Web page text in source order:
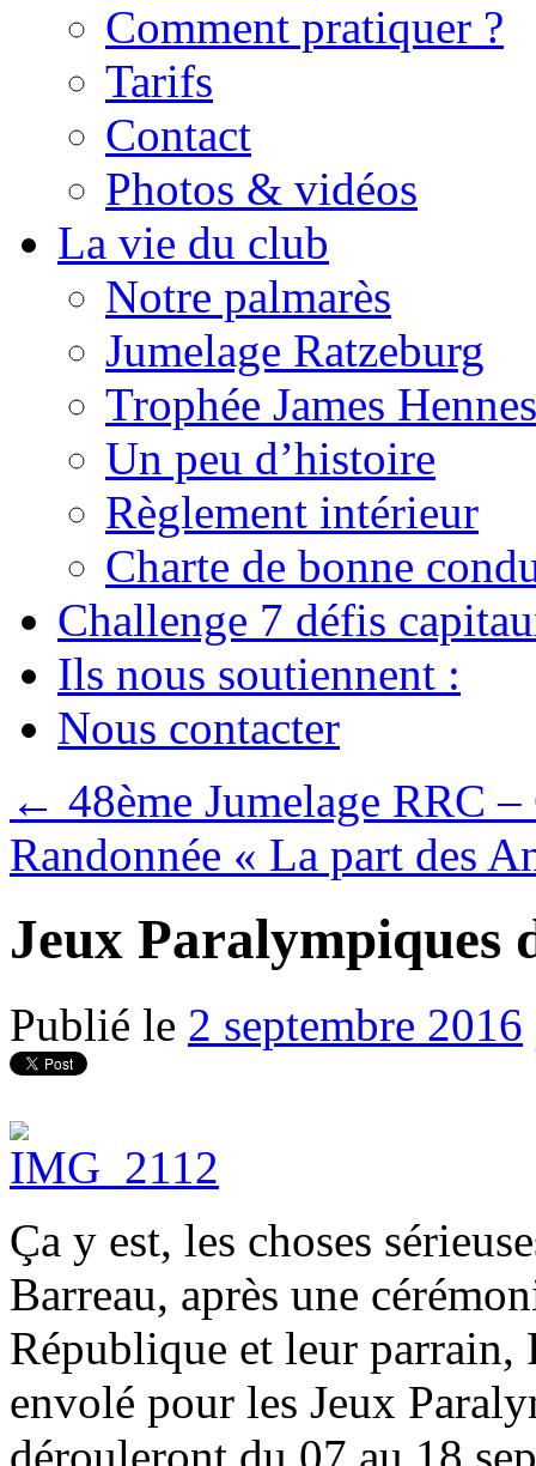
Comment pratiquer ?
Tarifs
Contact
Photos & vidéos
La vie du club
Notre palmarès
Jumelage Ratzeburg
Trophée James
Un peu d’histoire
Règlement intérieur
Charte de bonne
Challenge 7 défis
Ils nous soutiennent :
Nous contacter
← 48ème Jumelage RRC
Randonnée « La part des
Jeux Paralympiques
Publié le 2 septembre 2016
Ça y est, les choses
Barreau, après une
République et leur parrain,
envolé pour les Jeux
dérouleront du 07 au 18